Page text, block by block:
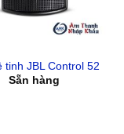
tinh JBL Control 52
Sẵn hàng